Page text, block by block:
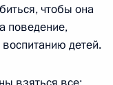
чтобы она
поведение,
детей.